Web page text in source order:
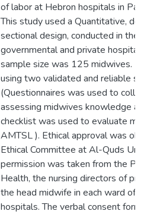
of labor at Hebron hospitals in
This study used a Quantitative,
sectional design, conducted in the
governmental and private
sample size was 125 midwives.
using two validated and reliable
(Questionnaires was used to
assessing midwives knowledge
checklist was used to evaluate
AMTSL ). Ethical approval was
Ethical Committee at Al-Quds
permission was taken from the
Health, the nursing directors of
the head midwife in each ward of
hospitals. The verbal consent